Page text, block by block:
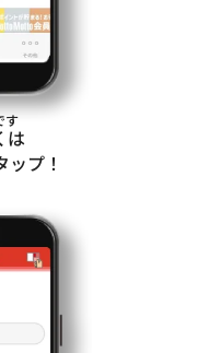
す
は
ップ！